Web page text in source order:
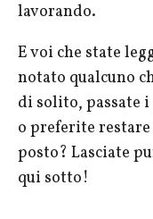
lavorando.
E voi che state
notato qualcuno
di solito, passate
o preferite
posto? Lasciate
qui sotto!